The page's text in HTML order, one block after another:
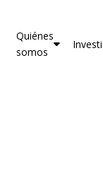
Quiénes
somos